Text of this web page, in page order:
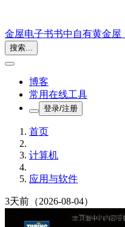
金屋电子书书中自有黄金屋
搜索...
博客
常用在线工具
登录/注册
首页
计算机
应用与软件
3天前 （2026-08-04）